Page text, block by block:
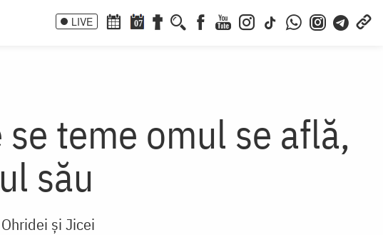
LIVE 07
teme omul se află,
său
și Jicei